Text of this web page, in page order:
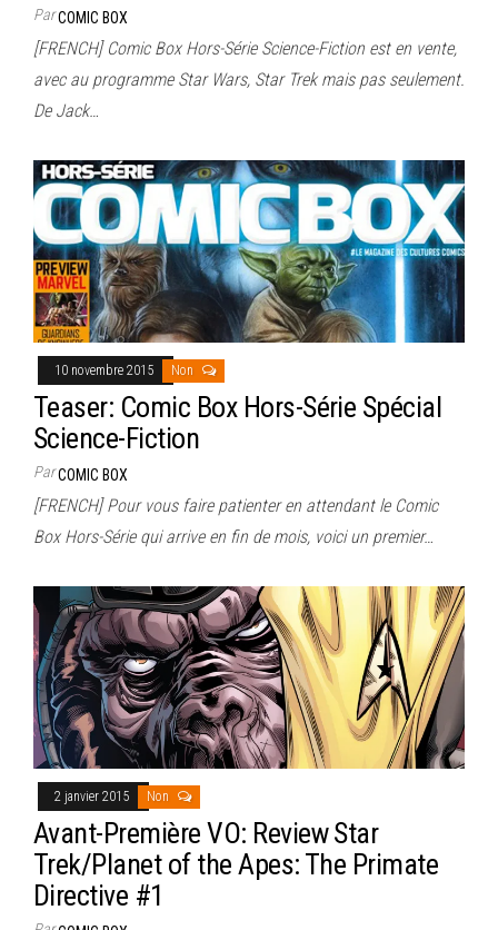
ParCOMIC BOX
[FRENCH] Comic Box Hors-Série Science-Fiction est en vente,
avec au programme Star Wars, Star Trek mais pas seulement.
De Jack…
10 novembre 2015 Non
Teaser: Comic Box Hors-Série Spécial
Science-Fiction
ParCOMIC BOX
[FRENCH] Pour vous faire patienter en attendant le Comic
Box Hors-Série qui arrive en fin de mois, voici un premier…
2 janvier 2015 Non
Avant-Première VO: Review Star
Trek/Planet of the Apes: The Primate
Directive #1